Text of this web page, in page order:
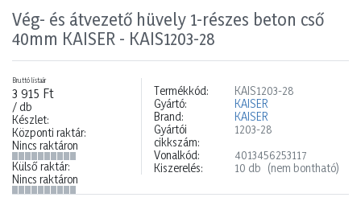
Vég- és átvezető hüvely 1-részes beton cső
40mm KAISER - KAIS1203-28
Bruttó listaár
3 915 Ft
/ db
Készlet:
Központi raktár:
Nincs raktáron
Külső raktár:
Nincs raktáron
Termékkód:
KAIS1203-28
Gyártó:
KAISER
Brand:
KAISER
Gyártói
cikkszám:
1203-28
Vonalkód:
4013456253117
Kiszerelés:
10 db (nem bontható)